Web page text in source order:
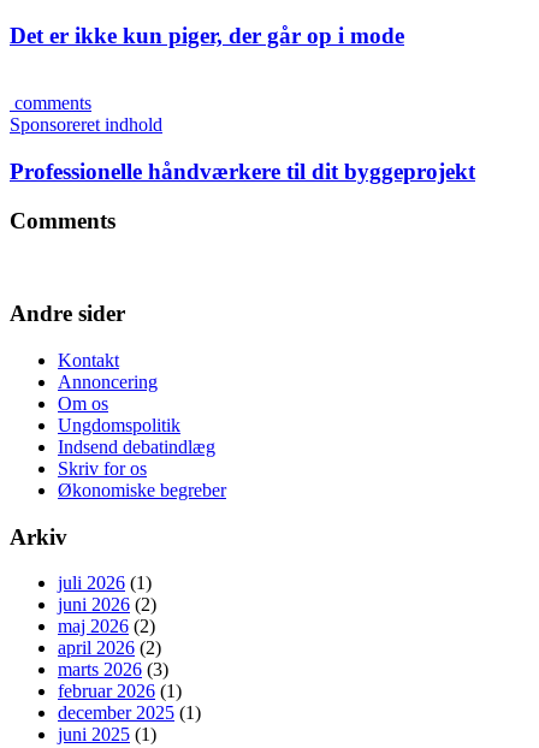
Det er ikke kun piger, der går op i mode
comments
Sponsoreret indhold
Professionelle håndværkere til dit byggeprojekt
Comments
Andre sider
Kontakt
Annoncering
Om os
Ungdomspolitik
Indsend debatindlæg
Skriv for os
Økonomiske begreber
Arkiv
juli 2026 (1)
juni 2026 (2)
maj 2026 (2)
april 2026 (2)
marts 2026 (3)
februar 2026 (1)
december 2025 (1)
juni 2025 (1)